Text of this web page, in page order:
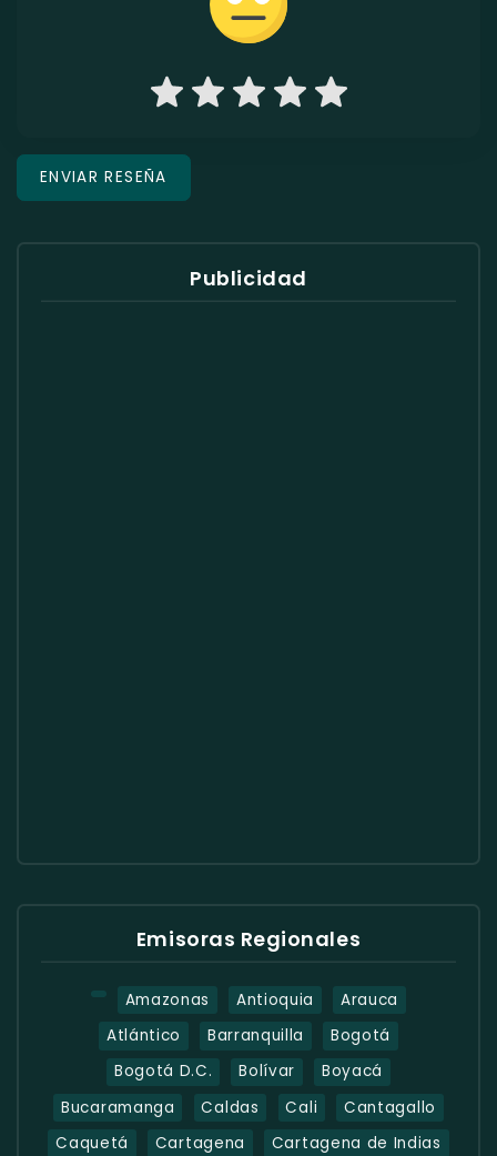
Publicidad
Emisoras Regionales
Amazonas Antioquia
Arauca
Atlántico
Barranquilla
Bogotá
Bogotá D.C.
Bolívar
Boyacá
Bucaramanga
Caldas Cali
Cantagallo
Caquetá
Cartagena Cartagena de Indias